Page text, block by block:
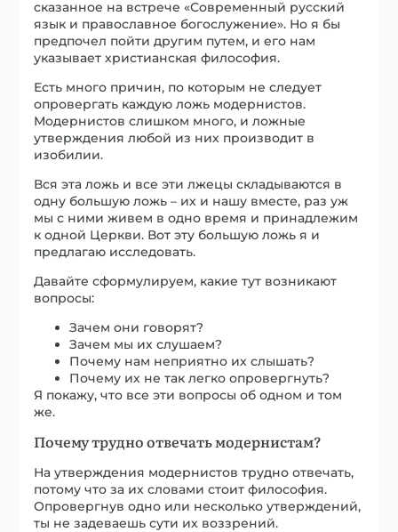
сказанное на встрече «Современный русский
язык и православное богослужение». Но я бы
предпочел пойти другим путем, и его нам
указывает христианская философия.
Есть много причин, по которым не следует
опровергать каждую ложь модернистов.
Модернистов слишком много, и ложные
утверждения любой из них производит в
изобилии.
Вся эта ложь и все эти лжецы складываются в
одну большую ложь – их и нашу вместе, раз уж
мы с ними живем в одно время и принадлежим
к одной Церкви. Вот эту большую ложь я и
предлагаю исследовать.
Давайте сформулируем, какие тут возникают
вопросы:
Зачем они говорят?
Зачем мы их слушаем?
Почему нам неприятно их слышать?
Почему их не так легко опровергнуть?
Я покажу, что все эти вопросы об одном и том
же.
Почему трудно отвечать модернистам?
На утверждения модернистов трудно отвечать,
потому что за их словами стоит философия.
Опровергнув одно или несколько утверждений,
ты не задеваешь сути их воззрений.